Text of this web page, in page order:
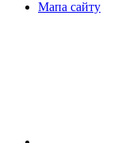
Мапа сайту